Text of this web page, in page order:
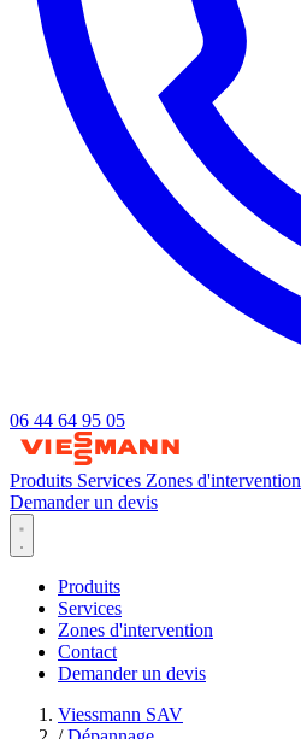
06 44 64 95 05
Produits Services Zones d'intervention
Demander un devis
Produits
Services
Zones d'intervention
Contact
Demander un devis
Viessmann SAV